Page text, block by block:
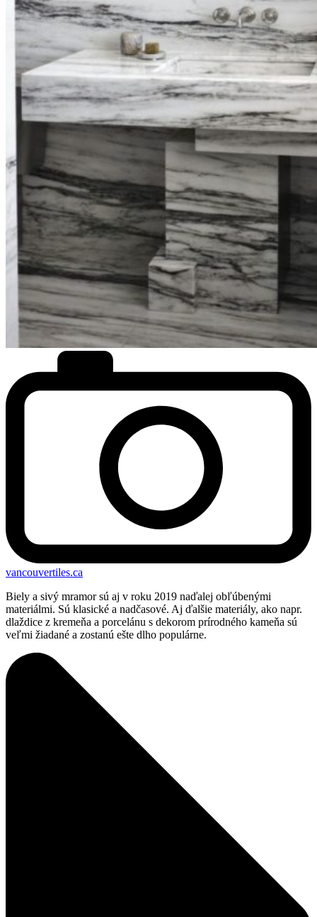
vancouvertiles.ca
Biely a sivý mramor sú aj v roku 2019 naďalej obľúbenými
materiálmi. Sú klasické a nadčasové. Aj ďalšie materiály, ako napr.
dlaždice z kremeňa a porcelánu s dekorom prírodného kameňa sú
veľmi žiadané a zostanú ešte dlho populárne.